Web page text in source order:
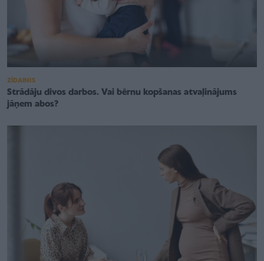
ZĪDAINIS
Strādāju divos darbos. Vai bērnu kopšanas atvaļinājums
jāņem abos?